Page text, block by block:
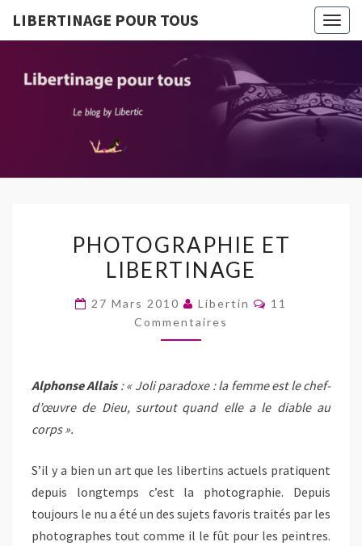
LIBERTINAGE POUR TOUS
ET
LIBERTINAGE
PHOTOGRAPHIE ET
LIBERTINAGE
27 Mars 2010 Libertin Commentaires
11
Commentaires
Alphonse Allais: « Joli paradoxe : la femme est le chef-
d’œuvre de Dieu, surtout quand elle a le diable au
corps ».
S’il y a bien un art que les libertins actuels pratiquent
depuis longtemps c’est la photographie. Depuis
toujours le nu a été un des sujets favoris traités par les
photographes tout comme il le fût pour les peintres.